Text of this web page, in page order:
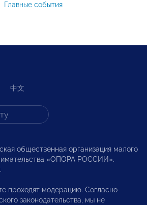
Главные события
中文
общественная организация малого
«ОПОРА РОССИИ».
проходят модерацию. Согласно
законодательства, мы не